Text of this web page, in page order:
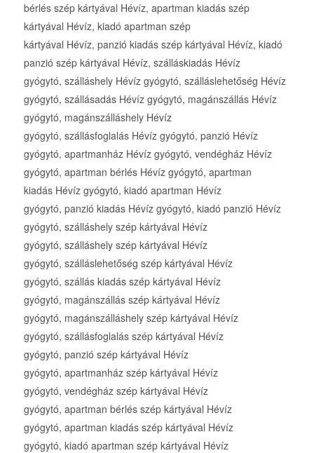
bérlés szép kártyával Hévíz, apartman kiadás szép
kártyával Hévíz, kiadó apartman szép
kártyával Hévíz, panzió kiadás szép kártyával Hévíz, kiadó
panzió szép kártyával Hévíz, szálláskiadás Hévíz
gyógytó, szálláshely Hévíz gyógytó, szálláslehetőség Hévíz
gyógytó, szállásadás Hévíz gyógytó, magánszállás Hévíz
gyógytó, magánszálláshely Hévíz
gyógytó, szállásfoglalás Hévíz gyógytó, panzió Hévíz
gyógytó, apartmanház Hévíz gyógytó, vendégház Hévíz
gyógytó, apartman bérlés Hévíz gyógytó, apartman
kiadás Hévíz gyógytó, kiadó apartman Hévíz
gyógytó, panzió kiadás Hévíz gyógytó, kiadó panzió Hévíz
gyógytó, szálláshely szép kártyával Hévíz
gyógytó, szálláshely szép kártyával Hévíz
gyógytó, szálláslehetőség szép kártyával Hévíz
gyógytó, szállás kiadás szép kártyával Hévíz
gyógytó, magánszállás szép kártyával Hévíz
gyógytó, magánszálláshely szép kártyával Hévíz
gyógytó, szállásfoglalás szép kártyával Hévíz
gyógytó, panzió szép kártyával Hévíz
gyógytó, apartmanház szép kártyával Hévíz
gyógytó, vendégház szép kártyával Hévíz
gyógytó, apartman bérlés szép kártyával Hévíz
gyógytó, apartman kiadás szép kártyával Hévíz
gyógytó, kiadó apartman szép kártyával Hévíz